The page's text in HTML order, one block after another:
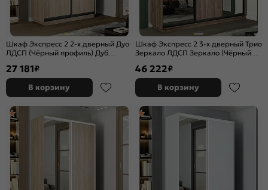
Шкаф Экспресс 2 2-х дверный Дуо
ЛДСП (Чёрный профиль) Дуб
27 181₽
В корзину
Шкаф Экспресс 2 3-х дверный Трио
Зеркало ЛДСП Зеркало (Чёрный
2100x2200x450
46 222₽
В корзину